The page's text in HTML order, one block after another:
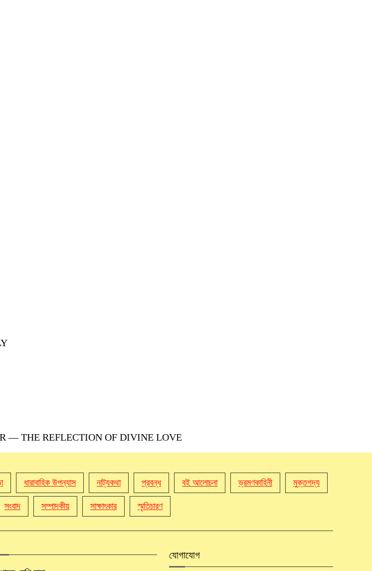
— THE REFLECTION OF DIVINE LOVE
ধারাবাহিক উপন্যাস নাট্যকথা প্রবন্ধ বই আলোচনা ভ্রমণকাহিনী মুক্তগদ্য
সংবাদ সম্পাদকীয় সাক্ষাৎকার স্মৃতিচারণ
যোগাযোগ